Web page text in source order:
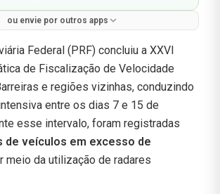
ou envie por outros apps
Federal (PRF) concluiu a XXVI
de Fiscalização de Velocidade
e regiões vizinhas, conduzindo
entre os dias 7 e 15 de
esse intervalo, foram registradas
de veículos em excesso de
meio da utilização de radares